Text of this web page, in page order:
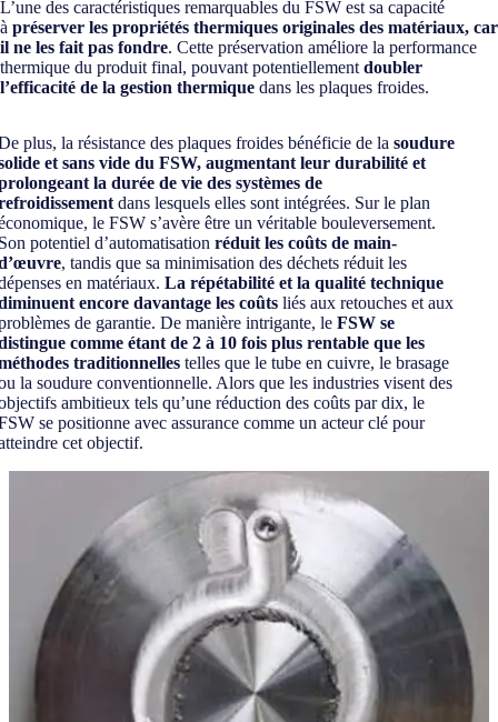
L’une des caractéristiques remarquables du FSW est sa capacité
à préserver les propriétés thermiques originales des matériaux, car
il ne les fait pas fondre. Cette préservation améliore la performance
thermique du produit final, pouvant potentiellement doubler
l’efficacité de la gestion thermique dans les plaques froides.
plus, la résistance des plaques froides bénéficie de la soudure
et sans vide du FSW, augmentant leur durabilité et
la durée de vie des systèmes de
dans lesquels elles sont intégrées. Sur le plan
le FSW s’avère être un véritable bouleversement.
potentiel d’automatisation réduit les coûts de main-
, tandis que sa minimisation des déchets réduit les
en matériaux. La répétabilité et la qualité technique
encore davantage les coûts liés aux retouches et aux
de garantie. De manière intrigante, le FSW se
comme étant de 2 à 10 fois plus rentable que les
traditionnelles telles que le tube en cuivre, le brasage
la soudure conventionnelle. Alors que les industries visent des
ambitieux tels qu’une réduction des coûts par dix, le
se positionne avec assurance comme un acteur clé pour
cet objectif.